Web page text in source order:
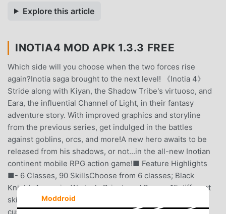
Explore this article
INOTIA4 MOD APK 1.3.3 FREE
Which side will you choose when the two forces rise
again?Inotia saga brought to the next level! 《Inotia 4》
Stride along with Kiyan, the Shadow Tribe's virtuoso, and
Eara, the influential Channel of Light, in their fantasy
adventure story. With improved graphics and storyline
from the previous series, get indulged in the battles
against goblins, orcs, and more!A new hero awaits to be
released from his shadows, or not...in the all-new Inotian
continent mobile RPG action game!■ Feature Highlights
■- 6 Classes, 90 SkillsChoose from 6 classes; Black
Knight, Assassin, Warlock, Priest, and Ranger.15 different
skills are added to each class. Combine all skills to
customize your party's strategy.- Convenient Party
Moddroid